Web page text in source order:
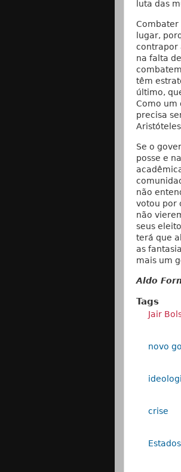
luta das
Combater
lugar,
contrapor
na falta
têm
último,
Como um
precisa
Se o
posse e
não
votou por
não
seus
terá que
as
mais um
Aldo
Tags
Jair
novo
crise